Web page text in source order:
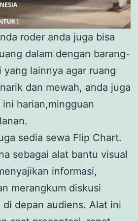
roder anda juga bisa
dalam dengan barang-
yang lainnya agar ruang
dan mewah, anda juga
harian,mingguan
sedia sewa Flip Chart.
sebagai alat bantu visual
informasi,
merangkum diskusi
di depan audiens. Alat ini